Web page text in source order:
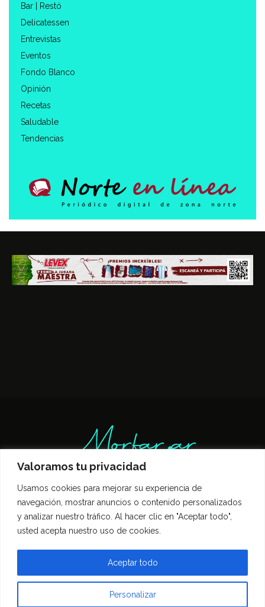
Valoramos tu privacidad
Usamos cookies para mejorar su experiencia de
navegación, mostrar anuncios o contenido personalizados
y analizar nuestro tráfico. Al hacer clic en "Aceptar todo",
usted acepta nuestro uso de cookies.
Personalizar
Aceptar todo
Bar | Restó
Delicatessen
Entrevistas
Eventos
Fondo Blanco
Opinión
Recetas
Saludable
Tendencias
Inicio Entrevistas
Guía Gastronómica
Contacto
Todos los derechos reservados Morfar.ar